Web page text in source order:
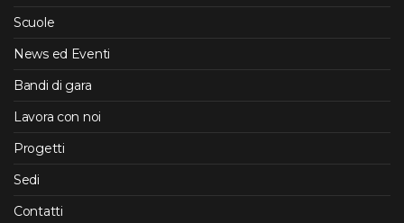
Scuole
News ed Eventi
Bandi di gara
Lavora con noi
Progetti
Sedi
Contatti